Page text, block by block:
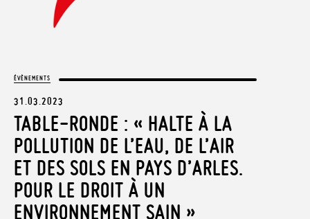
ÉVÈNEMENTS
31.03.2023
TABLE-RONDE : « HALTE À LA
POLLUTION DE L’EAU, DE L’AIR
ET DES SOLS EN PAYS D’ARLES.
POUR LE DROIT À UN
ENVIRONNEMENT SAIN »